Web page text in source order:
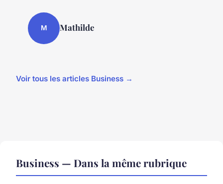
M Mathilde
Voir tous les articles Business →
Business — Dans la même rubrique